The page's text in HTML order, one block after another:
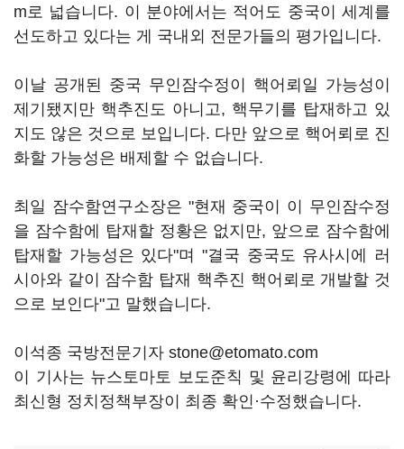
m로 넓습니다. 이 분야에서는 적어도 중국이 세계를
선도하고 있다는 게 국내외 전문가들의 평가입니다.
이날 공개된 중국 무인잠수정이 핵어뢰일 가능성이
제기됐지만 핵추진도 아니고, 핵무기를 탑재하고 있
지도 않은 것으로 보입니다. 다만 앞으로 핵어뢰로 진
화할 가능성은 배제할 수 없습니다.
최일 잠수함연구소장은 "현재 중국이 이 무인잠수정
을 잠수함에 탑재할 정황은 없지만, 앞으로 잠수함에
탑재할 가능성은 있다"며 "결국 중국도 유사시에 러
시아와 같이 잠수함 탑재 핵추진 핵어뢰로 개발할 것
으로 보인다"고 말했습니다.
이석종 국방전문기자 stone@etomato.com
이 기사는 뉴스토마토 보도준칙 및 윤리강령에 따라
최신형 정치정책부장이 최종 확인·수정했습니다.